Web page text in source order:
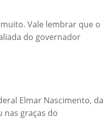
Vale lembrar que o
do governador
Elmar Nascimento, da
nas graças do